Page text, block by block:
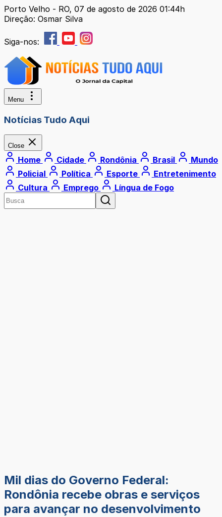
Porto Velho - RO, 07 de agosto de 2026 01:44h
Direção: Osmar Silva
Siga-nos:
Menu
Notícias Tudo Aqui
Close
Home Cidade Rondônia Brasil
Mundo
Policial
Política Esporte
Entretenimento
Cultura
Emprego Língua de Fogo
Mil dias do Governo Federal:
Rondônia recebe obras e serviços
para avançar no desenvolvimento